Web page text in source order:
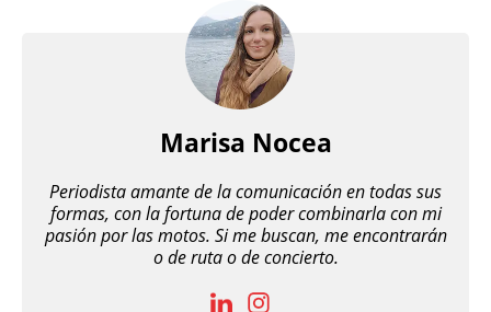
Marisa Nocea
Periodista amante de la comunicación en todas sus
formas, con la fortuna de poder combinarla con mi
pasión por las motos. Si me buscan, me encontrarán
o de ruta o de concierto.